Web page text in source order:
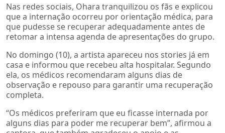
Nas redes sociais, Ohara tranquilizou os fãs e explicou
que a internação ocorreu por orientação médica, para
que pudesse se recuperar adequadamente antes de
retomar a intensa agenda de apresentações do grupo.
No domingo (10), a artista apareceu nos stories já em
casa e informou que recebeu alta hospitalar. Segundo
ela, os médicos recomendaram alguns dias de
observação e repouso para garantir uma recuperação
completa.
“Os médicos preferiram que eu ficasse internada por
alguns dias para poder me recuperar bem”, afirmou a